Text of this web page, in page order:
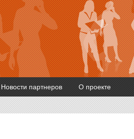
Новости партнеров О проекте